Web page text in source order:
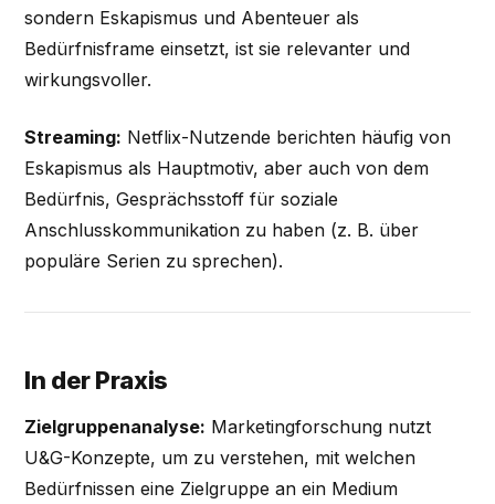
sondern Eskapismus und Abenteuer als
Bedürfnisframe einsetzt, ist sie relevanter und
wirkungsvoller.
Streaming: Netflix-Nutzende berichten häufig von
Eskapismus als Hauptmotiv, aber auch von dem
Bedürfnis, Gesprächsstoff für soziale
Anschlusskommunikation zu haben (z. B. über
populäre Serien zu sprechen).
In der Praxis
Zielgruppenanalyse: Marketingforschung nutzt
U&G-Konzepte, um zu verstehen, mit welchen
Bedürfnissen eine Zielgruppe an ein Medium